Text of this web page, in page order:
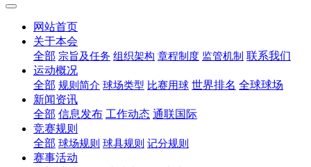
网站首页
关于本会
全部 宗旨及任务 组织架构 章程制度 监管机制 联系我们
运动概况
全部 规则简介 球场类型 比赛用球 世界排名 全球球场
新闻资讯
全部 信息发布 工作动态 通联国际
竞赛规则
全部 球场规则 球具规则 记分规则
赛事活动